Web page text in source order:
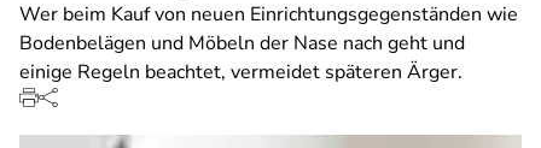
Wer beim Kauf von neuen Einrichtungsgegenständen wie
Bodenbelägen und Möbeln der Nase nach geht und
einige Regeln beachtet, vermeidet späteren Ärger.